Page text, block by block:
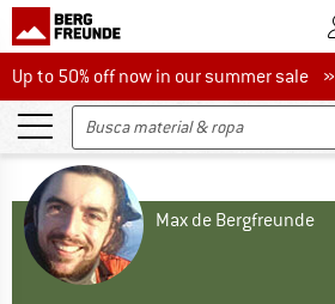
Up to 50% off now in our summer sale
Up to 50% off now in our summer sale »
Max de Bergfreunde